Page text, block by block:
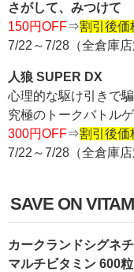
さがして、みつけて
150円OFF⇒割引後価
7/22～7/28（全倉庫店
人狼 SUPER DX
心理的な駆け引きで
究極のトークバトル
300円OFF⇒割引後価
7/22～7/28（全倉庫店
SAVE ON
カークランドシグネ
マルチビタミン 600粒